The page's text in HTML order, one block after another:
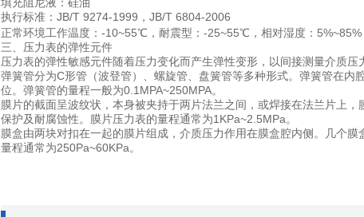
填充阻尼液：硅油
执行标准： JB/T 9274-1999 ， JB/T 6804-2006
正常环境工作温度： -10~55℃，耐震型： -25~55℃，相对湿度： 5%~85%
三、压力表的弹性元件
压力表的弹性敏感元件随着压力变化而产生弹性变形，以间接测量介质压
弹簧管分为C形管（波登管）、螺旋管、盘簧管等多种形式。弹簧管在内
位。弹簧管的量程一般为0.1MPA~250MPA。
膜片的截面呈波纹状，本身被夹持于两片法兰之间，或焊接在法兰片上
保护及耐腐蚀性。膜片压力表的量程通常为1KPa~2.5MPa。
膜盒由两块对扣在一起的膜片组成，介质压力作用在膜盒腔内侧。几个
量程通常为250Pa~60KPa。